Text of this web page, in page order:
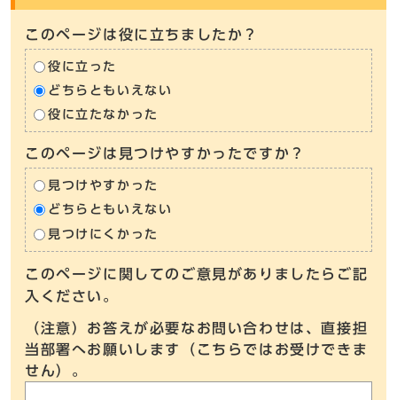
このページは役に立ちましたか？
役に立った
どちらともいえない
役に立たなかった
このページは見つけやすかったですか？
見つけやすかった
どちらともいえない
見つけにくかった
このページに関してのご意見がありましたらご記
入ください。
（注意）お答えが必要なお問い合わせは、直接担
当部署へお願いします（こちらではお受けできま
せん）。